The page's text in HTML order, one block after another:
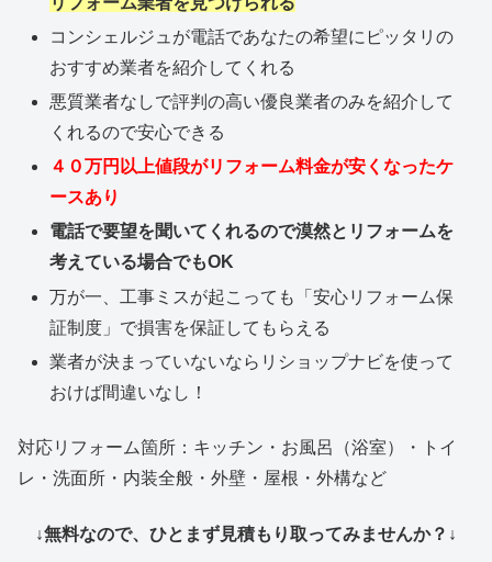
コンシェルジュが電話であなたの希望にピッタリの
おすすめ業者を紹介してくれる
悪質業者なしで評判の高い優良業者のみを紹介して
くれるので安心できる
４０万円以上値段がリフォーム料金が安くなったケ
ースあり
電話で要望を聞いてくれるので漠然とリフォームを
考えている場合でもOK
万が一、工事ミスが起こっても「安心リフォーム保
証制度」で損害を保証してもらえる
業者が決まっていないならリショップナビを使って
おけば間違いなし！
対応リフォーム箇所：キッチン・お風呂（浴室）・トイ
レ・洗面所・内装全般・外壁・屋根・外構など
↓無料なので、ひとまず見積もり取ってみませんか？↓